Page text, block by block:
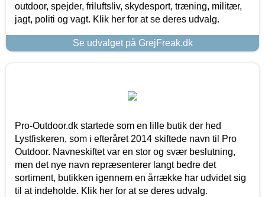
outdoor, spejder, friluftsliv, skydesport, træning, militær,
jagt, politi og vagt. Klik her for at se deres udvalg.
Se udvalget på GrejFreak.dk
Pro-Outdoor.dk startede som en lille butik der hed
Lystfiskeren, som i efteråret 2014 skiftede navn til Pro
Outdoor. Navneskiftet var en stor og svær beslutning,
men det nye navn repræsenterer langt bedre det
sortiment, butikken igennem en årrække har udvidet sig
til at indeholde. Klik her for at se deres udvalg.